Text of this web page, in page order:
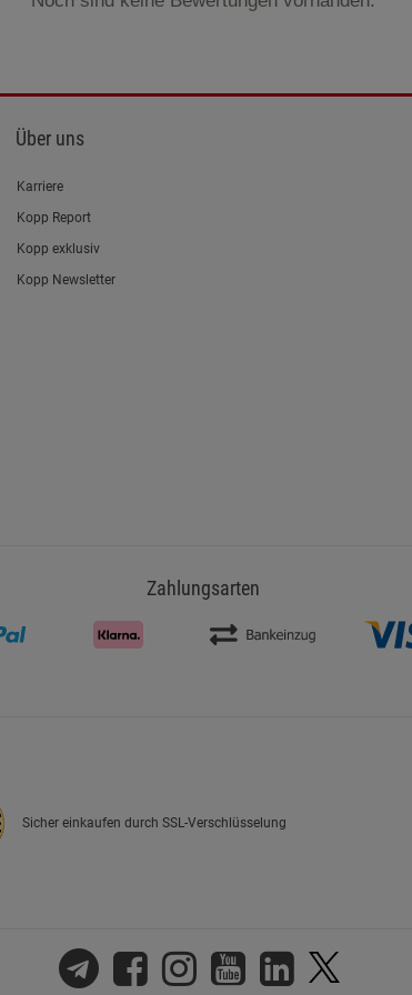
Über uns
Karriere
Kopp Report
Kopp exklusiv
Kopp Newsletter
Zahlungsarten
Sicher einkaufen durch SSL-Verschlüsselung
Marketing Cookies (3)